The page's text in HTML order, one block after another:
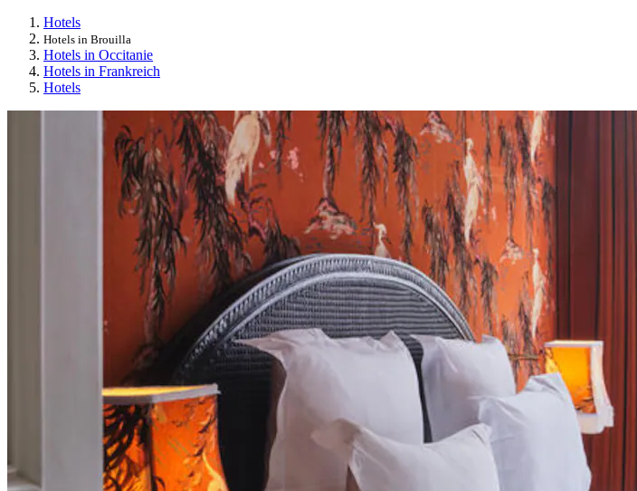
Hotels
Hotels in Brouilla
Hotels in Occitanie
Hotels in Frankreich
Hotels